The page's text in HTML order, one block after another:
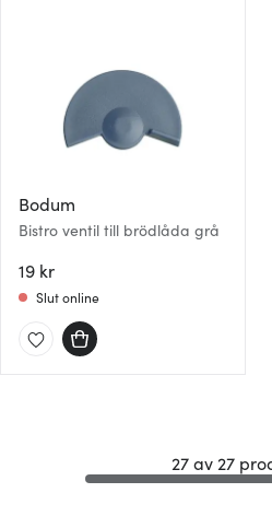
Bodum
Bistro ventil till brödlåda grå
19 kr
Slut online
27 av 27